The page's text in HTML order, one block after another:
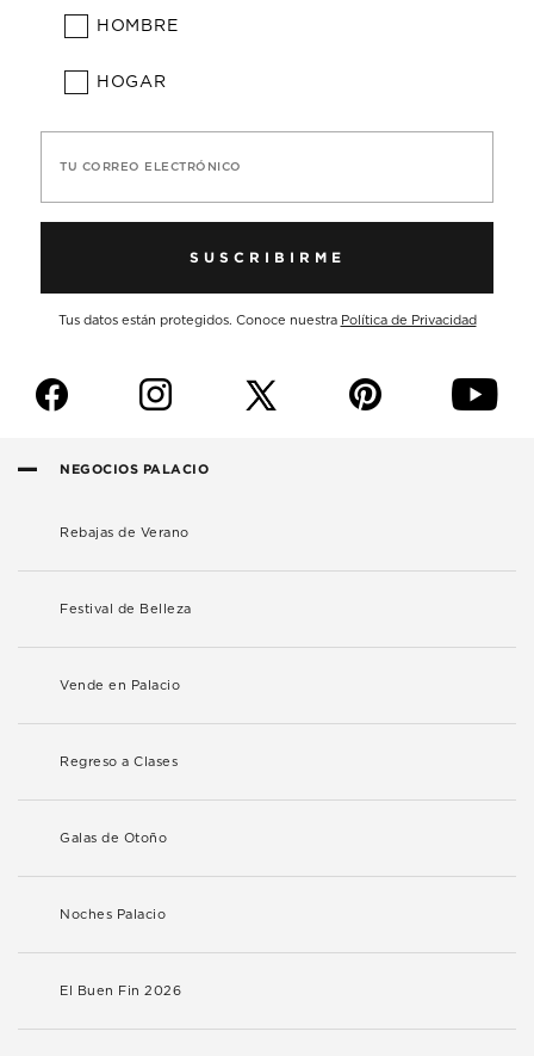
HOMBRE
HOGAR
TU CORREO ELECTRÓNICO
SUSCRIBIRME
Tus datos están protegidos. Conoce nuestra Política de Privacidad
f i p y
NEGOCIOS PALACIO
Rebajas de Verano
Festival de Belleza
Vende en Palacio
Regreso a Clases
Galas de Otoño
Noches Palacio
El Buen Fin 2026